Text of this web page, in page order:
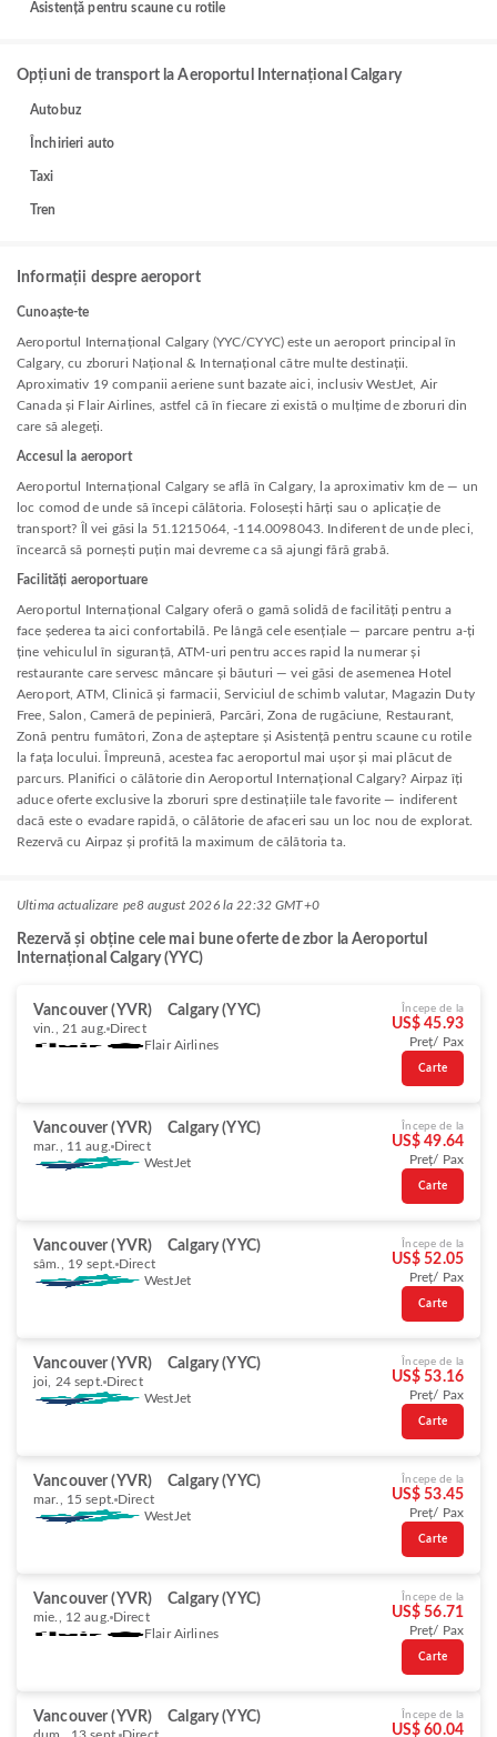
Asistență pentru scaune cu rotile
Opțiuni de transport la Aeroportul Internațional Calgary
Autobuz
Închirieri auto
Taxi
Tren
Informații despre aeroport
Cunoaște-te
Aeroportul Internațional Calgary (YYC/CYYC) este un aeroport principal în
Calgary, cu zboruri Național & Internațional către multe destinații.
Aproximativ 19 companii aeriene sunt bazate aici, inclusiv WestJet, Air
Canada și Flair Airlines, astfel că în fiecare zi există o mulțime de zboruri din
care să alegeți.
Accesul la aeroport
Aeroportul Internațional Calgary se află în Calgary, la aproximativ km de — un
loc comod de unde să începi călătoria. Folosești hărți sau o aplicație de
transport? Îl vei găsi la 51.1215064, -114.0098043. Indiferent de unde pleci,
încearcă să pornești puțin mai devreme ca să ajungi fără grabă.
Facilități aeroportuare
Aeroportul Internațional Calgary oferă o gamă solidă de facilități pentru a
face șederea ta aici confortabilă. Pe lângă cele esențiale — parcare pentru a-ți
ține vehiculul în siguranță, ATM-uri pentru acces rapid la numerar și
restaurante care servesc mâncare și băuturi — vei găsi de asemenea Hotel
Aeroport, ATM, Clinică și farmacii, Serviciul de schimb valutar, Magazin Duty
Free, Salon, Cameră de pepinieră, Parcări, Zona de rugăciune, Restaurant,
Zonă pentru fumători, Zona de așteptare și Asistență pentru scaune cu rotile
la fața locului. Împreună, acestea fac aeroportul mai ușor și mai plăcut de
parcurs. Planifici o călătorie din Aeroportul Internațional Calgary? Airpaz îți
aduce oferte exclusive la zboruri spre destinațiile tale favorite — indiferent
dacă este o evadare rapidă, o călătorie de afaceri sau un loc nou de explorat.
Rezervă cu Airpaz și profită la maximum de călătoria ta.
Ultima actualizare pe8 august 2026 la 22:32 GMT+0
Rezervă și obține cele mai bune oferte de zbor la Aeroportul
Internațional Calgary (YYC)
Vancouver (YVR) Calgary (YYC)
vin., 21 aug. Direct
Flair Airlines
Începe de la
US$ 45.93
Preț/ Pax
Carte
Vancouver (YVR) Calgary (YYC)
mar., 11 aug. Direct
WestJet
Începe de la
US$ 49.64
Preț/ Pax
Carte
Vancouver (YVR) Calgary (YYC)
sâm., 19 sept. Direct
WestJet
Începe de la
US$ 52.05
Preț/ Pax
Carte
Vancouver (YVR) Calgary (YYC)
joi, 24 sept. Direct
WestJet
Începe de la
US$ 53.16
Preț/ Pax
Carte
Vancouver (YVR) Calgary (YYC)
mar., 15 sept. Direct
WestJet
Începe de la
US$ 53.45
Preț/ Pax
Carte
Vancouver (YVR) Calgary (YYC)
mie., 12 aug. Direct
Flair Airlines
Începe de la
US$ 56.71
Preț/ Pax
Carte
Vancouver (YVR) Calgary (YYC) Începe de la
US$ 60.04